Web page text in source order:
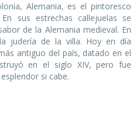
Alemania, es el pintoresco
sus estrechas callejuelas se
de la Alemania medieval. En
judería de la villa. Hoy en día
antiguo del país, datado en el
en el siglo XIV, pero fue
si cabe.